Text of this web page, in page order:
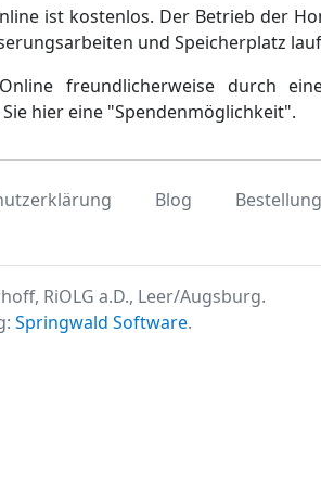
ist kostenlos. Der Betrieb der
und Speicherplatz
freundlicherweise durch
hier eine "Spendenmöglichkeit".
Blog Bestellung
RiOLG a.D., Leer/Augsburg.
Springwald Software.